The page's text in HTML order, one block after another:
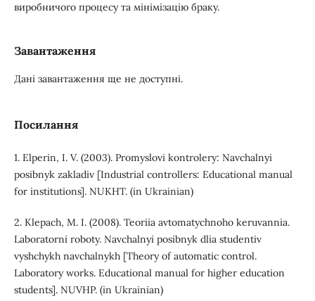
виробничого процесу та мінімізацію браку.
Завантаження
Дані завантаження ще не доступні.
Посилання
1. Elperin, I. V. (2003). Promyslovi kontrolery: Navchalnyi
posibnyk zakladiv [Industrial controllers: Educational manual
for institutions]. NUKHT. (in Ukrainian)
2. Klepach, M. I. (2008). Teoriia avtomatychnoho keruvannia.
Laboratorni roboty. Navchalnyi posibnyk dlia studentiv
vyshchykh navchalnykh [Theory of automatic control.
Laboratory works. Educational manual for higher education
students]. NUVHP. (in Ukrainian)